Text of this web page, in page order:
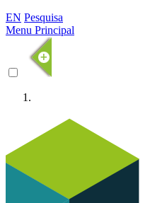
EN Pesquisa
Menu Principal